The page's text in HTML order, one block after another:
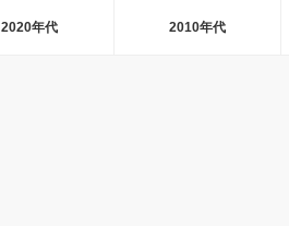
2020年代 2010年代